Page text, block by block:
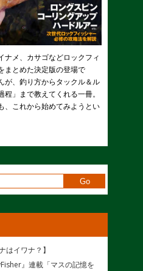
ナメ、カサゴなどロックフィ
まとめた決定版の登場で
、釣り方からタックル＆ル
」まで教えてくれる一冊。
、これから始めてみようとい
はイワナ？】
』連載「マスの記憶を